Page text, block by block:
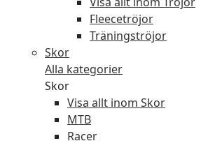
Fleecetröjor
Träningströjor
Skor
Alla kategorier
Skor
Visa allt inom Skor
MTB
Racer